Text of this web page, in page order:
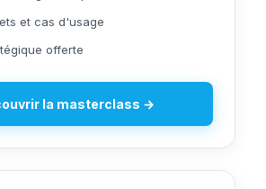
et cas d'usage
offerte
la masterclass →